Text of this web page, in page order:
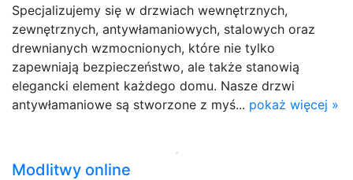
Specjalizujemy się w drzwiach wewnętrznych,
zewnętrznych, antywłamaniowych, stalowych oraz
drewnianych wzmocnionych, które nie tylko
zapewniają bezpieczeństwo, ale także stanowią
elegancki element każdego domu. Nasze drzwi
antywłamaniowe są stworzone z myś... pokaż więcej »
Modlitwy online